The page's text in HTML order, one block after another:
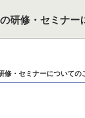
研修・セミナ
修・セミナーについての